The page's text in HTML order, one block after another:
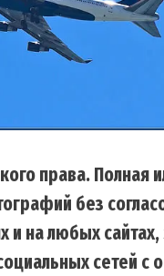
права. Полная
без
на любых
сетей с